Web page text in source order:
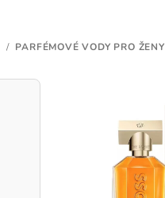
/ PARFÉMOVÉ VODY PRO ŽENY